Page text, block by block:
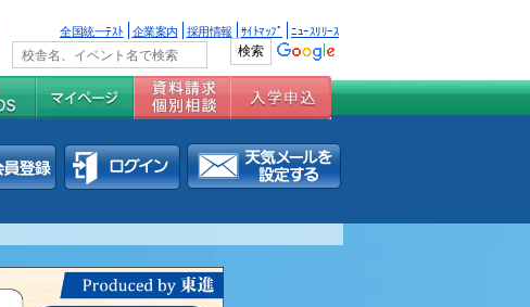
全国統一ﾃｽﾄ 企業案内 採用情報 ｻｲﾄﾏｯﾌﾟ ﾆｭｰｽﾘﾘｰｽ